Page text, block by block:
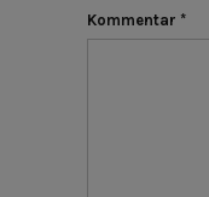
Kommentar *